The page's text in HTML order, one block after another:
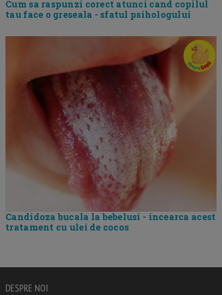
Cum sa raspunzi corect atunci cand copilul
tau face o greseala - sfatul psihologului
Candidoza bucala la bebelusi - incearca acest
tratament cu ulei de cocos
DESPRE NOI